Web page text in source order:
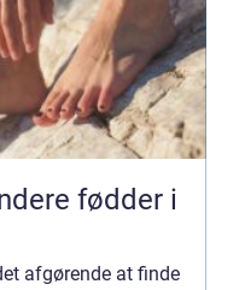
fødder i
afgørende at finde